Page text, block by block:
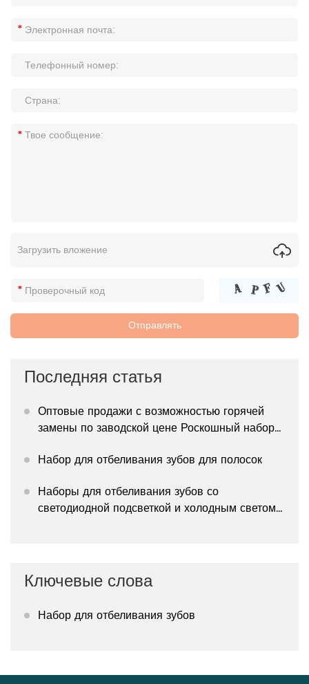
Загрузить вложение
Последняя статья
Оптовые продажи с возможностью горячей
замены по заводской цене Роскошный набор
Набор для отбеливания зубов для полосок
Наборы для отбеливания зубов со
светодиодной подсветкой и холодным светом
Ключевые слова
Набор для отбеливания зубов